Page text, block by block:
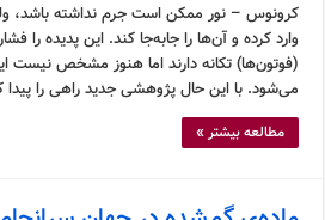
کرونوس – نور ممکن است جرم نداشته باشد،
وارد کرده و آن‌ها را جابه‌جا کند. این پدیده را
(فوتون‌ها) تکانه دارند اما هنوز مشخص نیست
می‌شود. با این حال پژوهشی جدید راهی را پیدا
مطالعه بیشتر »